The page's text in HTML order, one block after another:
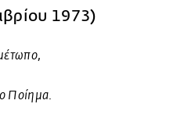
1973)
Ποίημα.